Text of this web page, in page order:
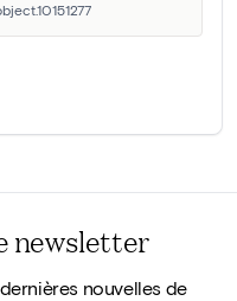
newsletter
nouvelles de